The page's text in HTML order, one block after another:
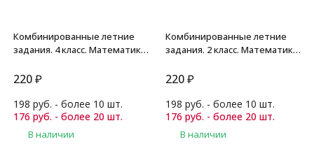
Комбинированные летние
задания. 4 класс. Математика.
220₽
198 руб. - более 10 шт.
176 руб. - более 20 шт.
В наличии
Комбинированные летние
задания. 2 класс. Математика.
220 ₽
198 руб. - более 10 шт.
176 руб. - более 20 шт.
В наличии